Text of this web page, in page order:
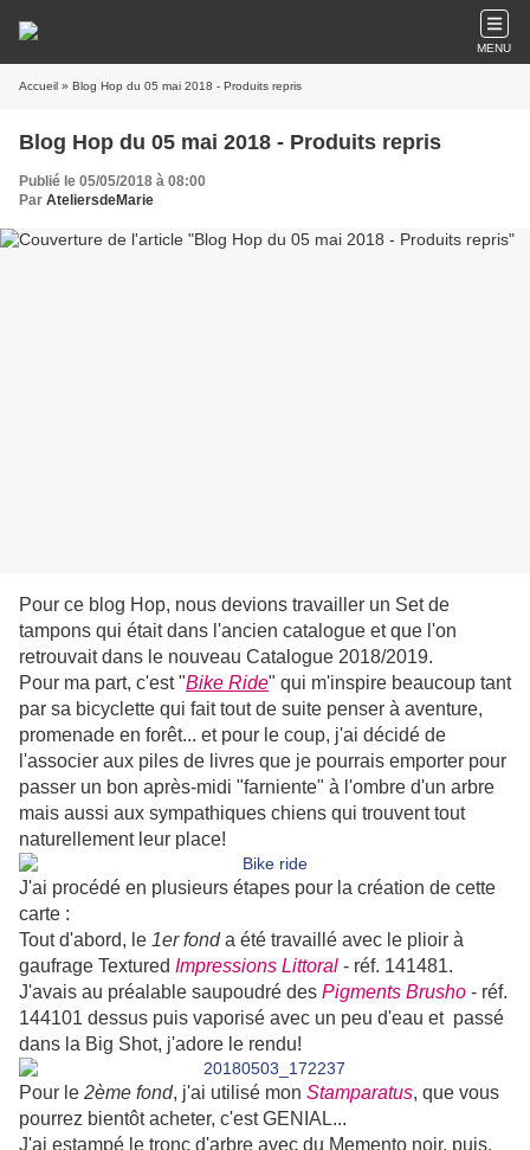
MENU
Accueil » Blog Hop du 05 mai 2018 - Produits repris
Blog Hop du 05 mai 2018 - Produits repris
Publié le 05/05/2018 à 08:00
Par AteliersdeMarie
Pour ce blog Hop, nous devions travailler un Set de
tampons qui était dans l'ancien catalogue et que l'on
retrouvait dans le nouveau Catalogue 2018/2019.
Pour ma part, c'est "Bike Ride" qui m'inspire beaucoup tant
par sa bicyclette qui fait tout de suite penser à aventure,
promenade en forêt... et pour le coup, j'ai décidé de
l'associer aux piles de livres que je pourrais emporter pour
passer un bon après-midi "farniente" à l'ombre d'un arbre
mais aussi aux sympathiques chiens qui trouvent tout
naturellement leur place!
J'ai procédé en plusieurs étapes pour la création de cette
carte :
Tout d'abord, le 1er fonda été travaillé avec le plioir à
gaufrage Textured Impressions Littoral - réf. 141481.
J'avais au préalable saupoudré des Pigments Brusho - réf.
144101 dessus puis vaporisé avec un peu d'eau et passé
dans la Big Shot, j'adore le rendu!
Pour le 2ème fond, j'ai utilisé mon Stamparatus, que vous
pourrez bientôt acheter, c'est GENIAL...
J'ai estampé le tronc d'arbre avec du Memento noir, puis,